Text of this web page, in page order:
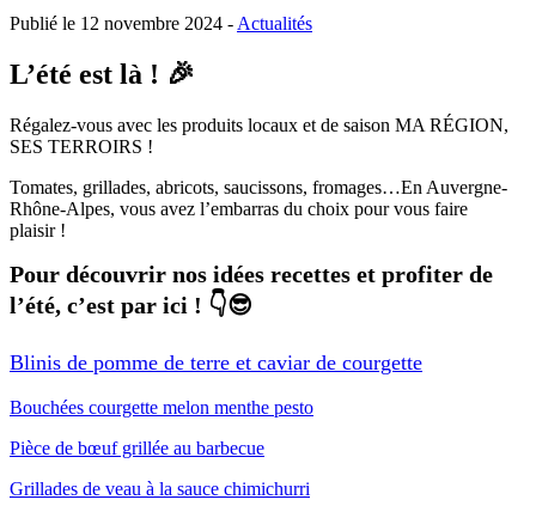
Publié le 12 novembre 2024 - Actualités
L’été est là ! 🎉
Régalez-vous avec les produits locaux et de saison MA RÉGION,
SES TERROIRS !
Tomates, grillades, abricots, saucissons, fromages…En Auvergne-
Rhône-Alpes, vous avez l’embarras du choix pour vous faire
plaisir !
Pour découvrir nos idées recettes et profiter de
l’été, c’est par ici ! 👇😎
Blinis de pomme de terre et caviar de courgette
Bouchées courgette melon menthe pesto
Pièce de bœuf grillée au barbecue
Grillades de veau à la sauce chimichurri